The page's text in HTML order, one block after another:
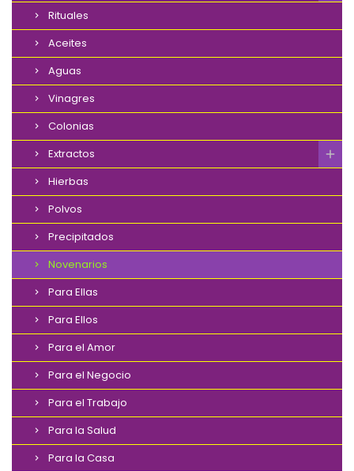
Rituales
Aceites
Aguas
Vinagres
Colonias
Extractos
Hierbas
Polvos
Precipitados
Novenarios
Para Ellas
Para Ellos
Para el Amor
Para el Negocio
Para el Trabajo
Para la Salud
Para la Casa